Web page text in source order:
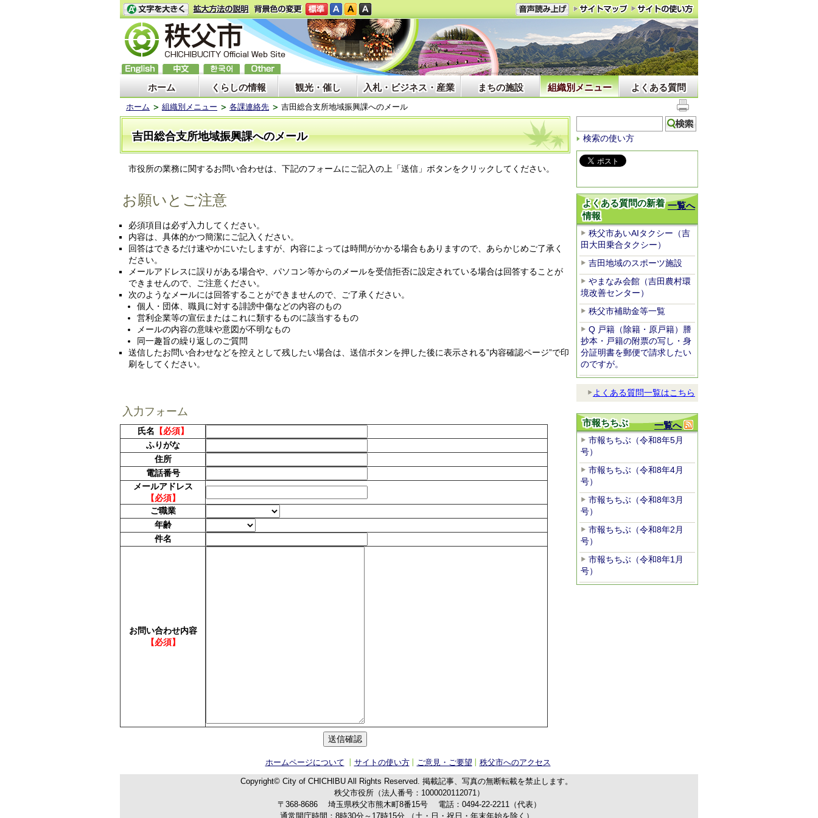
ホーム くらしの情報 観光・催し 入札・ビジネス・産業 まちの施設 組織別メニュー よくある質問
ホーム 組織別メニュー 各課連絡先 吉田総合支所地域振興課へのメール
吉田総合支所地域振興課へのメール
市役所の業務に関するお問い合わせは、下記のフォームにご記入の上「送信」ボタンをクリックしてください。
お願いとご注意
必須項目は必ず入力してください。
内容は、具体的かつ簡潔にご記入ください。
回答はできるだけ速やかにいたしますが、内容によっては時間がかかる場合もありますので、あらかじめご了承く
ださい。
メールアドレスに誤りがある場合や、パソコン等からのメールを受信拒否に設定されている場合は回答することが
できませんので、ご注意ください。
次のようなメールには回答することができませんので、ご了承ください。
個人・団体、職員に対する誹謗中傷などの内容のもの
営利企業等の宣伝またはこれに類するものに該当するもの
メールの内容の意味や意図が不明なもの
同一趣旨の繰り返しのご質問
送信したお問い合わせなどを控えとして残したい場合は、送信ボタンを押した後に表示される”内容確認ページ”で印
刷をしてください。
入力フォーム
氏名 【必須】
ふりがな
住所
電話番号
メールアドレス
【必須】
ご職業
年齢
件名
お問い合わせ内容
【必須】
検索の使い方
一覧へ
よくある質問の新着
情報
秩父市あいAIタクシー（吉
田大田乗合タクシー）
吉田地域のスポーツ施設
やまなみ会館（吉田農村環
境改善センター）
秩父市補助金等一覧
Q 戸籍（除籍・原戸籍）謄
抄本・戸籍の附票の写し・身
分証明書を郵便で請求したい
のですが。
よくある質問一覧はこちら
一覧へ
市報ちちぶ
市報ちちぶ（令和8年5月
号）
市報ちちぶ（令和8年4月
号）
市報ちちぶ（令和8年3月
号）
市報ちちぶ（令和8年2月
号）
市報ちちぶ（令和8年1月
号）
ホームページについて サイトの使い方 ご意見・ご要望 秩父市へのアクセス
Copyright© City of CHICHIBU All Rights Reserved. 掲載記事、写真の無断転載を禁止します。
秩父市役所（法人番号：1000020112071）
〒368-8686
埼玉県秩父市熊木町8番15号 電話： 0494-22-2211（代表）
通常開庁時間：8時30分～17時15分（土・日・祝日・年末年始を除く）